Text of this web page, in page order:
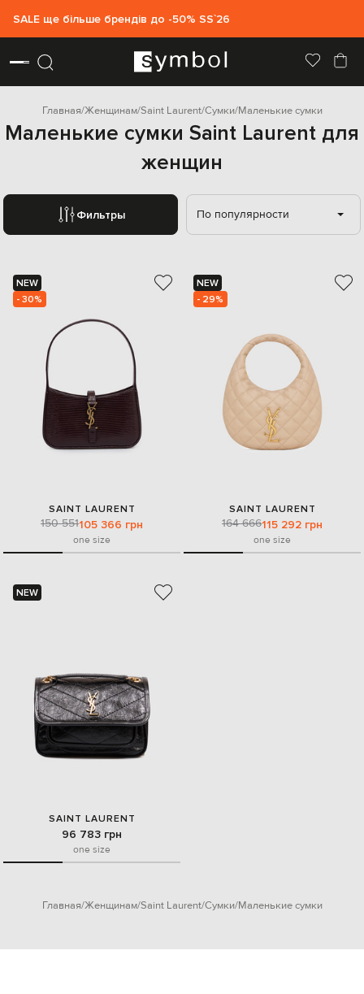
SALE ще більше брендів до -50% SS`26
Главная Женщинам Saint Laurent Сумки Маленькие сумки
Маленькие сумки Saint Laurent для
женщин
Фильтры По популярности
NEW
- 30%
SAINT LAURENT
150 551105 366 грн
one size
NEW
- 29%
SAINT LAURENT
164 666115 292 грн
one size
NEW
SAINT LAURENT
96 783 грн
one size
Главная Женщинам Saint Laurent Сумки Маленькие сумки